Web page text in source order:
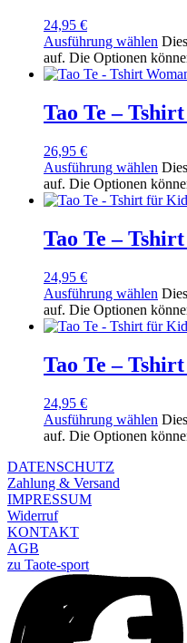
24,95 €
Ausführung wählen
auf. Die Optionen
Tao Te –
26,95 €
Ausführung wählen
auf. Die Optionen
Tao Te –
24,95 €
Ausführung wählen
auf. Die Optionen
Tao Te –
24,95 €
Ausführung wählen
auf. Die Optionen
DATENSCHUTZ
Zahlung & Versand
IMPRESSUM
Widerruf
KONTAKT
AGB
zu Taote-sport